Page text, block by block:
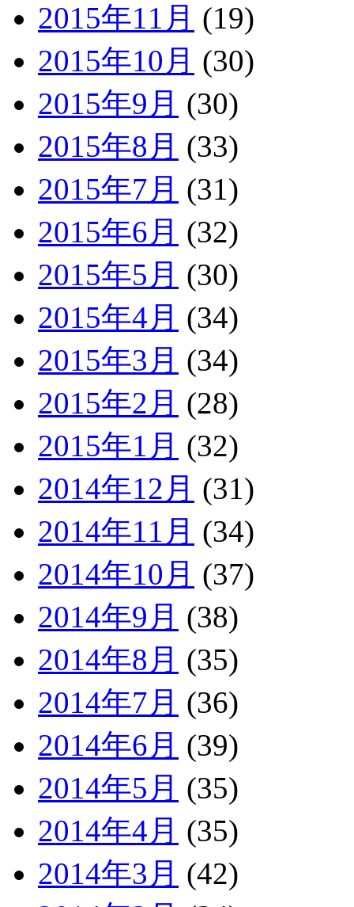
2015年11月 (19)
2015年10月 (30)
2015年9月 (30)
2015年8月 (33)
2015年7月 (31)
2015年6月 (32)
2015年5月 (30)
2015年4月 (34)
2015年3月 (34)
2015年2月 (28)
2015年1月 (32)
2014年12月 (31)
2014年11月 (34)
2014年10月 (37)
2014年9月 (38)
2014年8月 (35)
2014年7月 (36)
2014年6月 (39)
2014年5月 (35)
2014年4月 (35)
2014年3月 (42)